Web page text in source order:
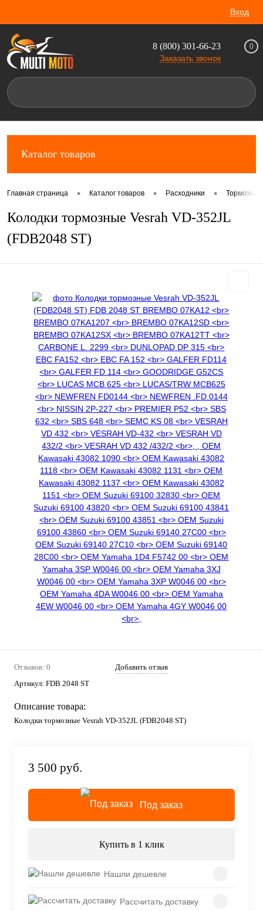
Вход
8 (800) 301-66-23
Заказать звонок
0
Каталог товаров
Главная страница • Каталог товаров • Расходники •
Колодки тормозные Vesrah VD-352JL
(FDB2048 ST)
Отзывов: 0
Добавить отзыв
Артикул: FDB 2048 ST
Описание товара:
Колодки тормозные Vesrah VD-352JL (FDB2048 ST)
3 500 руб.
Под заказ
Купить в 1 клик
Нашли дешевле
Рассчитать доставку